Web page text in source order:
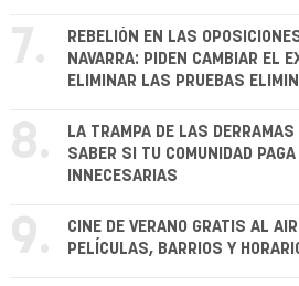
7.
REBELIÓN EN LAS
NAVARRA: PIDEN CAMBIAR EL
ELIMINAR LAS PRUEBAS
8.
LA TRAMPA DE LAS
SABER SI TU COMUNIDAD PAGA
INNECESARIAS
9.
CINE DE VERANO GRATIS AL
PELÍCULAS, BARRIOS Y